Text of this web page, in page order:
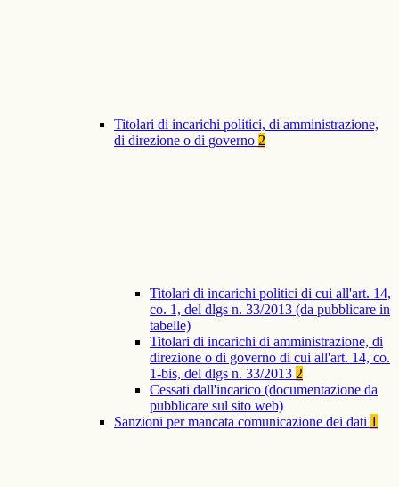
Titolari di incarichi politici, di amministrazione,
di direzione o di governo 2
Titolari di incarichi politici di cui all'art. 14,
co. 1, del dlgs n. 33/2013 (da pubblicare in
tabelle)
Titolari di incarichi di amministrazione, di
direzione o di governo di cui all'art. 14, co.
1-bis, del dlgs n. 33/2013 2
Cessati dall'incarico (documentazione da
pubblicare sul sito web)
Sanzioni per mancata comunicazione dei dati 1